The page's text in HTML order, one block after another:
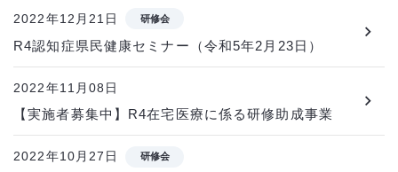
2022年12月21日 研修会
R4認知症県民健康セミナー（令和5年2月23日）
2022年11月08日
【実施者募集中】R4在宅医療に係る研修助成事業
2022年10月27日 研修会